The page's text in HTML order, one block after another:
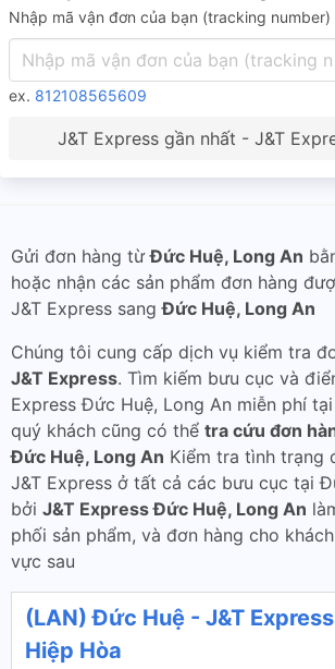
Nhập mã vận đơn của bạn (tracking number)
ex. 812108565609
J&T Express gần nhất - J&T
Gửi đơn hàng từĐức Huệ, Long An
hoặc nhận các sản phẩm đơn hàng
J&T Express sangĐức Huệ, Long An
Chúng tôi cung cấp dịch vụ kiểm tra
J&T Express. Tìm kiếm bưu cục và
Express Đức Huệ, Long An miễn phí
quý khách cũng có thể tra cứu đơn
Đức Huệ, Long An Kiểm tra tình trạng
J&T Express ở tất cả các bưu cục tại
bởi J&T Express Đức Huệ, Long An
phối sản phẩm, và đơn hàng cho
vực sau
(LAN) Đức Huệ - J&T
Hiệp Hòa